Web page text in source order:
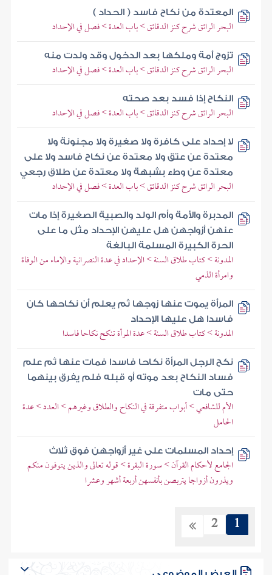
المعتدة من نكاح فاسد ( الحداد )
البحر الرائق شرح كنز الدقائق > باب العدة > فصل في الإحداد
تزوج أمة وملكها بعد الدخول وقد ولدت منه
البحر الرائق شرح كنز الدقائق > باب العدة > فصل في الإحداد
النكاح إذا فسد بعد صحته
البحر الرائق شرح كنز الدقائق > باب العدة > فصل في الإحداد
لا إحداد على كافرة ولا صغيرة ولا مجنونة ولا
معتدة عن عتق ولا معتدة عن نكاح فاسد ولا على
معتدة عن وطء بشبهة ولا معتدة عن طلاق رجعي
البحر الرائق شرح كنز الدقائق > باب العدة > فصل في الإحداد
المدبرة والأمة وأم الولد والصبية الصغيرة إذا مات
عنهن أزواجهن هل عليهن الإحداد مثل ما على
الحرة الكبيرة المسلمة البالغة
المدونة > كتاب طلاق السنة > الإحداد في عدة النصرانية والإماء من الوفاة
وامرأة الذمي
المرأة يموت عنها زوجها ثم يعلم أن نكاحها كان
فاسدا هل عليها الإحداد
المدونة > كتاب طلاق السنة > عدة المرأة تنكح نكاحا فاسدا
نكح الرجل المرأة نكاحا فاسدا فمات عنها ثم علم
فساد النكاح بعد موته أو قبله فلم يفرق بينهما
حتى مات
الأم للشافعي > أبواب متفرقة في النكاح والطلاق وغيرهم > العدد > عدة
الحامل
إحداد المسلمات على غير أزواجهن فوق ثلاث
الجامع لأحكام القرآن > سورة البقرة > قوله تعالى والذين يتوفون منكم
ويذرون أزواجا يتربصن بأنفسهن أربعة أشهر وعشرا
1
2